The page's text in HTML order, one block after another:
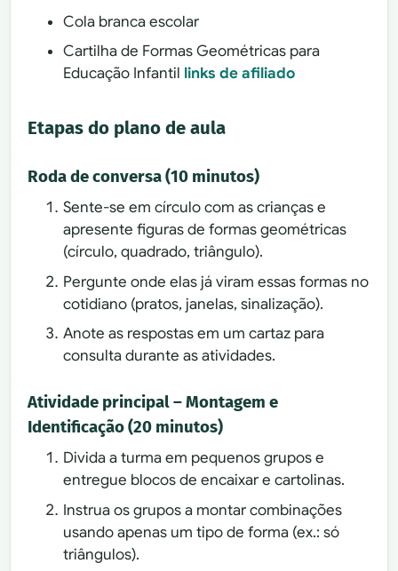
Cola branca escolar
Cartilha de Formas Geométricas para
Educação Infantil links de afiliado
Etapas do plano de aula
Roda de conversa (10 minutos)
Sente-se em círculo com as crianças e
apresente figuras de formas geométricas
(círculo, quadrado, triângulo).
Pergunte onde elas já viram essas formas no
cotidiano (pratos, janelas, sinalização).
Anote as respostas em um cartaz para
consulta durante as atividades.
Atividade principal – Montagem e
Identificação (20 minutos)
Divida a turma em pequenos grupos e
entregue blocos de encaixar e cartolinas.
Instrua os grupos a montar combinações
usando apenas um tipo de forma (ex.: só
triângulos).